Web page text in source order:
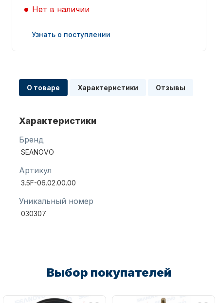
Запчасти для ПЛМ
Нет в наличии
Узнать о поступлении
О товаре Характеристики Отзывы
Характеристики
Бренд
SEANOVO
Артикул
3.5F-06.02.00.00
Уникальный номер
030307
Выбор покупателей